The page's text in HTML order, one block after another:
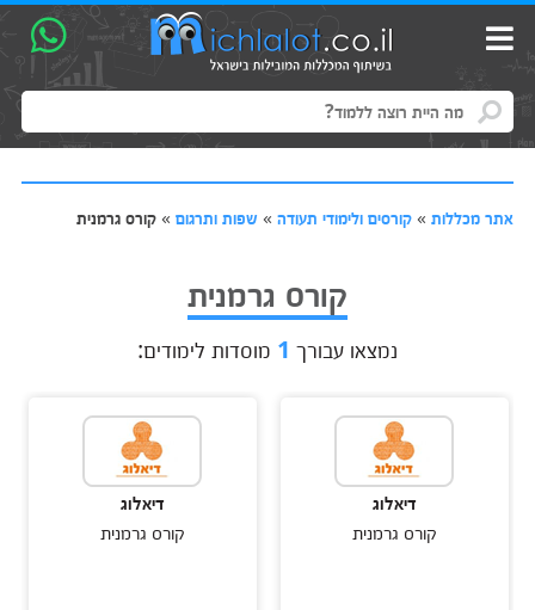
אתר מכללות» קורסים ולימודי תעודה» שפות ותרגום» קורס גרמנית
קורס גרמנית
נמצאו עבורך 1 מוסדות לימודים:
דיאלוג
קורס גרמנית
דיאלוג
קורס גרמנית